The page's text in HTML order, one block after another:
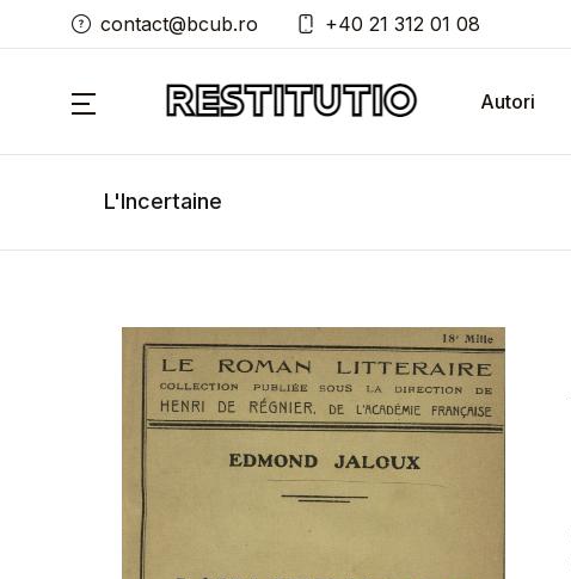
contact@bcub.ro +40 21 312 01 08
Autori
L'Incertaine